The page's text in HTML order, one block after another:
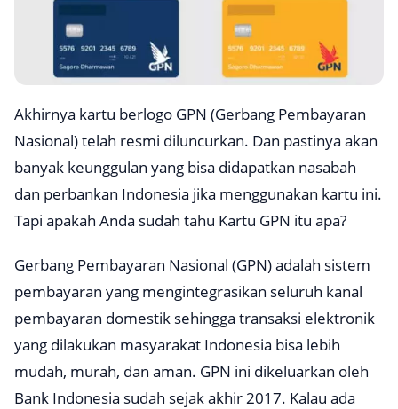
Akhirnya kartu berlogo GPN (Gerbang Pembayaran
Nasional) telah resmi diluncurkan. Dan pastinya akan
banyak keunggulan yang bisa didapatkan nasabah
dan perbankan Indonesia jika menggunakan kartu ini.
Tapi apakah Anda sudah tahu Kartu GPN itu apa?
Gerbang Pembayaran Nasional (GPN) adalah sistem
pembayaran yang mengintegrasikan seluruh kanal
pembayaran domestik sehingga transaksi elektronik
yang dilakukan masyarakat Indonesia bisa lebih
mudah, murah, dan aman. GPN ini dikeluarkan oleh
Bank Indonesia sudah sejak akhir 2017. Kalau ada